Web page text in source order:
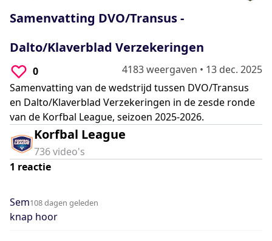
seconds
Samenvatting DVO/Transus -
Dalto/Klaverblad Verzekeringen
0 4183 weergaven • 13 dec. 2025
Samenvatting van de wedstrijd tussen DVO/Transus
en Dalto/Klaverblad Verzekeringen in de zesde ronde
van de Korfbal League, seizoen 2025-2026.
Korfbal League
736video's
1 reactie
Sem108 dagen geleden
knap hoor